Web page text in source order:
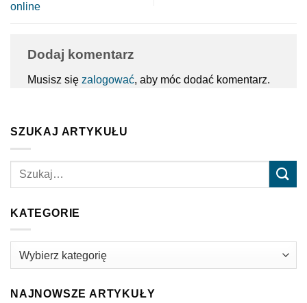
online
Dodaj komentarz
Musisz się zalogować, aby móc dodać komentarz.
SZUKAJ ARTYKUŁU
KATEGORIE
NAJNOWSZE ARTYKUŁY